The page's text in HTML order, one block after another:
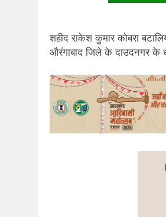
शहीद राकेश कुमार कोबरा
औरंगाबाद जिले के दाउदनगर के